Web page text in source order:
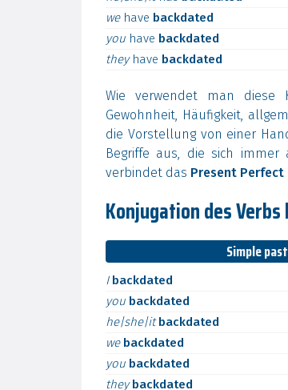
we have backdated
you have backdated
they have backdated
Wie verwendet man diese
Gewohnheit, Häufigkeit,
die Vorstellung von einer
Begriffe aus, die sich immer
verbindet das Present Perfect
Konjugation des
Simple past
I backdated
you backdated
he|she|itbackdated
we backdated
you backdated
theybackdated